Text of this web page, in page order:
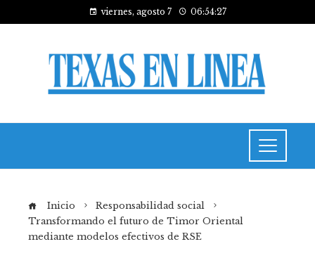
viernes, agosto 7 06:54:28
Inicio
Responsabilidad social
Transformando el futuro de Timor Oriental
mediante modelos efectivos de RSE